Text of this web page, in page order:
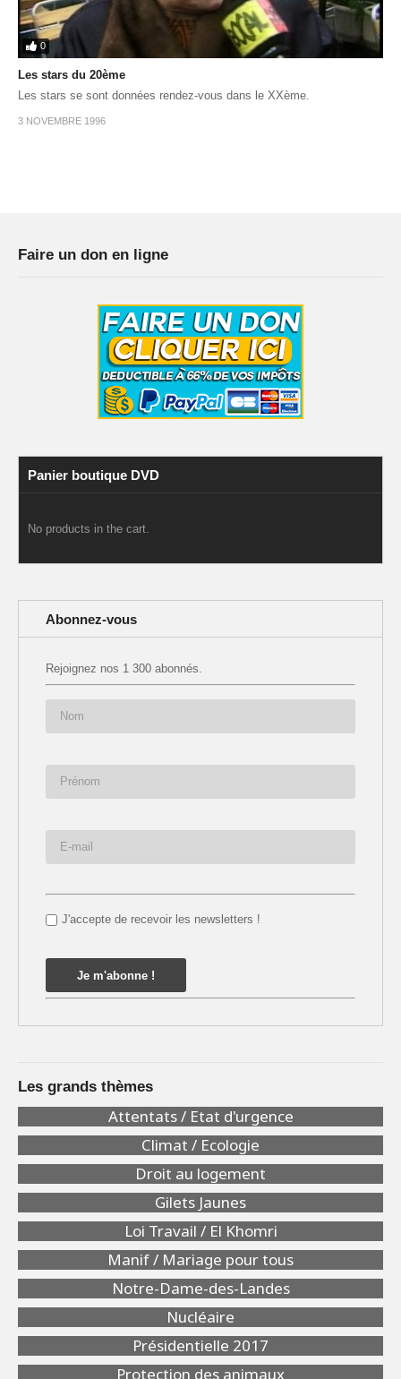
0
Les stars du 20ème
Les stars se sont données rendez-vous dans le XXème.
3 NOVEMBRE 1996
Faire un don en ligne
Panier boutique DVD
No products in the cart.
Abonnez-vous
Rejoignez nos 1 300 abonnés.
J'accepte de recevoir les newsletters !
Les grands thèmes
Attentats / Etat d'urgence
Climat / Ecologie
Droit au logement
Gilets Jaunes
Loi Travail / El Khomri
Manif / Mariage pour tous
Notre-Dame-des-Landes
Nucléaire
Présidentielle 2017
Protection des animaux